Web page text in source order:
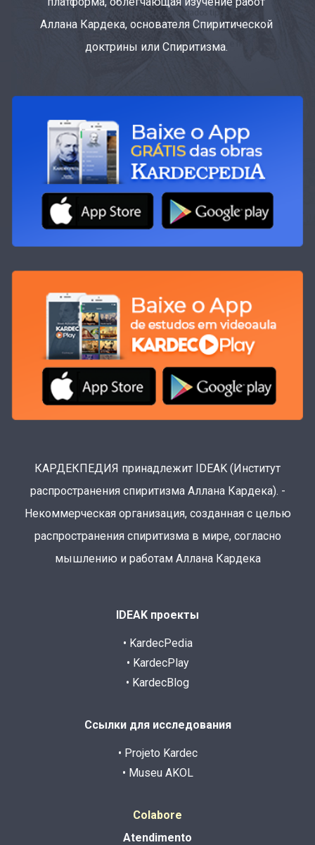
Аллана Кардека, основателя Спиритической
доктрины или Спиритизма.
КАРДЕКПЕДИЯ принадлежит IDEAK (Институт
распространения спиритизма Аллана Кардека). -
Некоммерческая организация, созданная с целью
распространения спиритизма в мире, согласно
мышлению и работам Аллана Кардека
IDEAK проекты
• KardecPedia
• KardecPlay
• KardecBlog
Ссылки для исследования
• Projeto Kardec
• Museu AKOL
Colabore
Atendimento